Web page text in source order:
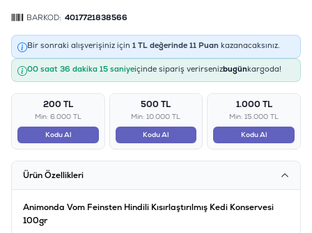
BARKOD: 4017721838566
Bir sonraki alışverişiniz için 1 TL değerinde 11 Puan kazanacaksınız.
00 saat 36 dakika 15 saniyeiçinde sipariş verirsenizbugünkargoda!
200 TL
Min: 6.000 TL
Kodu Al
500 TL
Min: 10.000 TL
Kodu Al
1.000 TL
Min: 15.000 TL
Kodu Al
Ürün Özellikleri
Animonda Vom Feinsten Hindili Kısırlaştırılmış Kedi Konservesi
100gr